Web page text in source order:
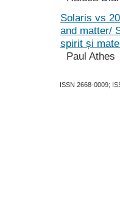
Solaris vs
and matter/
spirit și
Paul Athes
ISSN 2668-0009;